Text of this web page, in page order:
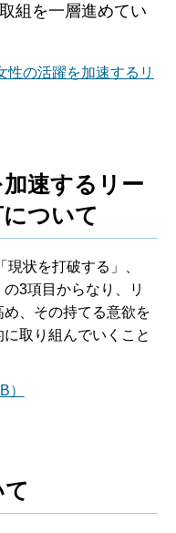
組を一層進めてい
性の活躍を加速するリ
加速するリー
ついて
状を打破する」、
の3項目からなり、リ
、その持てる意欲を
取り組んでいくこと
）